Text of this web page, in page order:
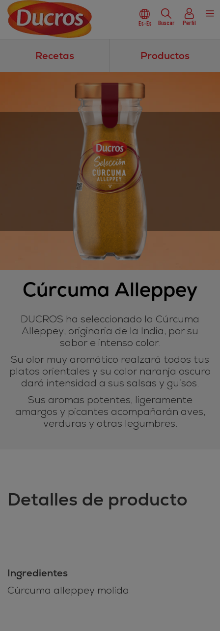
Es-Es Buscar Perfil
Recetas Productos
Cúrcuma Alleppey
DUCROS ha seleccionado la Cúrcuma
Alleppey, originaria de la India, por su
sabor e intenso color.
Su olor muy aromático realzará todos tus
platos orientales y su color naranja oscuro
dará intensidad a sus salsas y guisos.
Sus aromas potentes, ligeramente
amargos y picantes acompañarán aves,
verduras y otras legumbres.
Detalles de producto
Ingredientes
Cúrcuma alleppey molida